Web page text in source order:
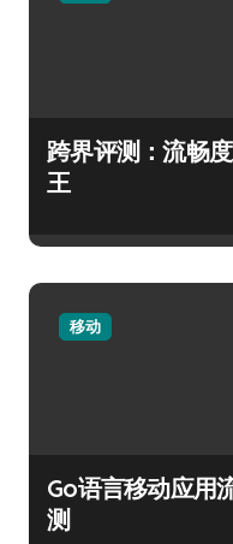
跨界评测：流畅
王
移动
Go语言移动应用
测